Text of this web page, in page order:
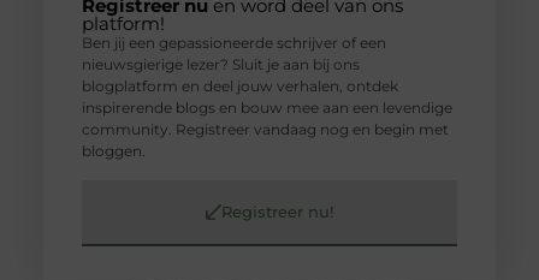
Registreer nu en word deel van ons
platform!
Ben jij een gepassioneerde schrijver of een
nieuwsgierige lezer? Sluit je aan bij ons
blogplatform en deel jouw verhalen, ontdek
inspirerende blogs en bouw mee aan een levendige
community. Registreer vandaag nog en begin met
bloggen.
Registreer nu!